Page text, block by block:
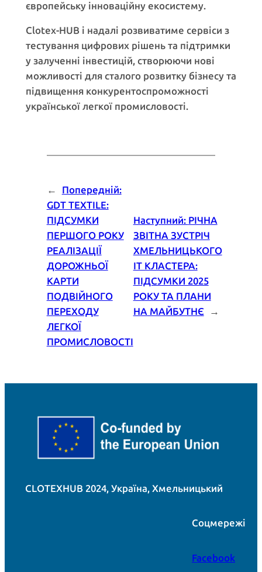
європейську інноваційну екосистему.
Clotex-HUB і надалі розвиватиме сервіси з
тестування цифрових рішень та підтримки
у залученні інвестицій, створюючи нові
можливості для сталого розвитку бізнесу та
підвищення конкурентоспроможності
української легкої промисловості.
←
Попередній:
GDT TEXTILE:
ПІДСУМКИ
ПЕРШОГО РОКУ
РЕАЛІЗАЦІЇ
ДОРОЖНЬОЇ
КАРТИ
ПОДВІЙНОГО
ПЕРЕХОДУ
ЛЕГКОЇ
ПРОМИСЛОВОСТІ
Наступний: РІЧНА
ЗВІТНА ЗУСТРІЧ
ХМЕЛЬНИЦЬКОГО
ІТ КЛАСТЕРА:
ПІДСУМКИ 2025
РОКУ ТА ПЛАНИ
НА МАЙБУТНЄ
→
CLOTEXHUB 2024, Україна, Хмельницький
Соцмережі
Facebook